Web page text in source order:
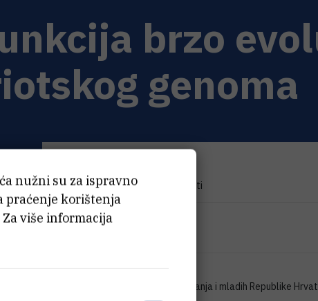
brzo
genoma
Znanstveno-istraživački projekti
PROGRAM
Ministarstvo znanosti, obrazovanja i mladih Republike
nužni su za ispravno
praćenje korištenja
više informacija